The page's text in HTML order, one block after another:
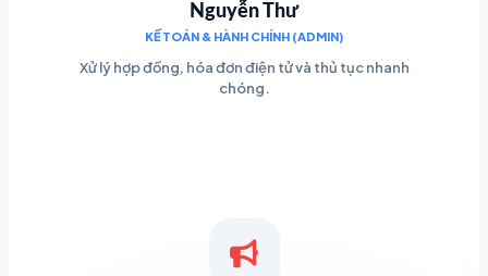
Nguyễn Thư
KẾ TOÁN & HÀNH CHÍNH (ADMIN)
Xử lý hợp đồng, hóa đơn điện tử và thủ tục nhanh
chóng.